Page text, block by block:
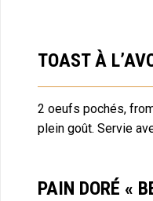
TOAST À
2 oeufs pochés,
plein goût. Servie
PAIN DORÉ «